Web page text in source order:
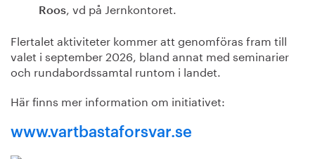
Roos , vd på Jernkontoret.
Flertalet aktiviteter kommer att genomföras fram till
valet i september 2026, bland annat med seminarier
och rundabordssamtal runtom i landet.
Här finns mer information om initiativet:
www.vartbastaforsvar.se